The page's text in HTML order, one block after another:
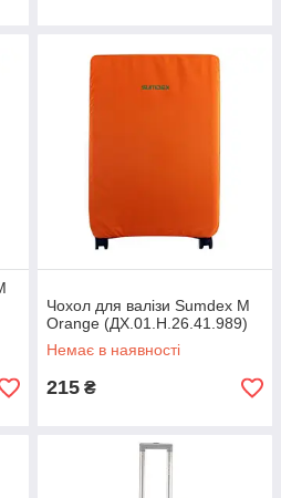
Чохол для валізи Sumdex M
Orange (ДХ.01.Н.26.41.989)
Немає в наявності
215 ₴